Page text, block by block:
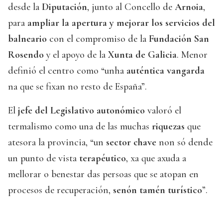
desde la Diputación, junto al Concello de Arnoia,
para ampliar la apertura y mejorar los servicios del
balneario con el compromiso de la Fundación San
Rosendo y el apoyo de la Xunta de Galicia. Menor
definió el centro como “unha auténtica vangarda
na que se fixan no resto de España”.
El jefe del Legislativo autonómico valoró el
termalismo como una de las muchas riquezas que
atesora la provincia, “un sector chave non só dende
un punto de vista terapéutico, xa que axuda a
mellorar o benestar das persoas que se atopan en
procesos de recuperación, senón tamén turístico”.